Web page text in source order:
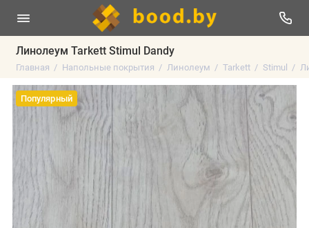
Линолеум Tarkett Stimul Dandy
Главная Напольные покрытия Линолеум Tarkett Stimul
Популярный